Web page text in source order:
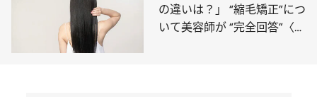
の違いは？」 “縮毛矯正”につ
いて美容師が “完全回答”〈平